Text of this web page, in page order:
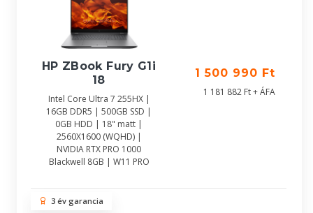
HP ZBook Fury G1i
18
Intel Core Ultra 7 255HX |
16GB DDR5 | 500GB SSD |
0GB HDD | 18" matt |
2560X1600 (WQHD) |
NVIDIA RTX PRO 1000
Blackwell 8GB | W11 PRO
1 500 990 Ft
1 181 882 Ft + ÁFA
3 év garancia